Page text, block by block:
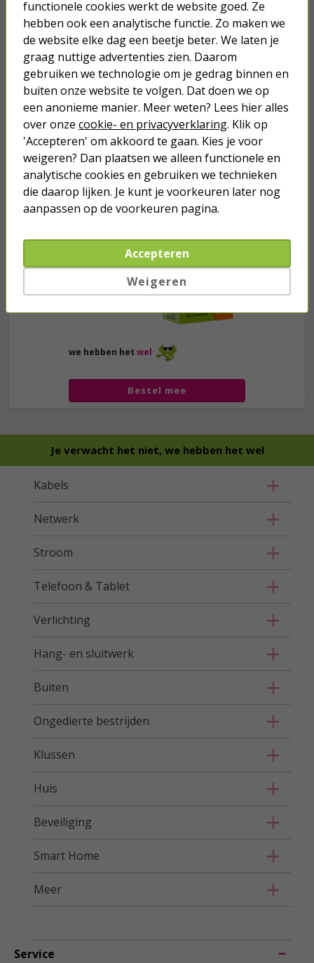
Je verwacht het niet
Turbo onkruidverdelger (Concentraat,
3x 100ml) | Ook voor je gazon!
43,50
40,
89
we hebben het wel
Bestel mee
12,95
Je verwacht het niet, we hebben het wel
Kabels
Netwerk
Stroom
Telefoon & Tablet
Verlichting
Hang- en sluitwerk
Buiten
Ongedierte bestrijden
Klussen
Huis
Beveiliging
Smart Home
Meer
Service
functionele cookies werkt de website goed. Ze
hebben ook een analytische functie. Zo maken we
de website elke dag een beetje beter. We laten je
graag nuttige advertenties zien. Daarom
gebruiken we technologie om je gedrag binnen en
buiten onze website te volgen. Dat doen we op
een anonieme manier. Meer weten? Lees hier alles
over onze cookie- en privacyverklaring. Klik op
'Accepteren' om akkoord te gaan. Kies je voor
weigeren? Dan plaatsen we alleen functionele en
analytische cookies en gebruiken we technieken
die daarop lijken. Je kunt je voorkeuren later nog
aanpassen op de voorkeuren pagina.
Accepteren
Weigeren